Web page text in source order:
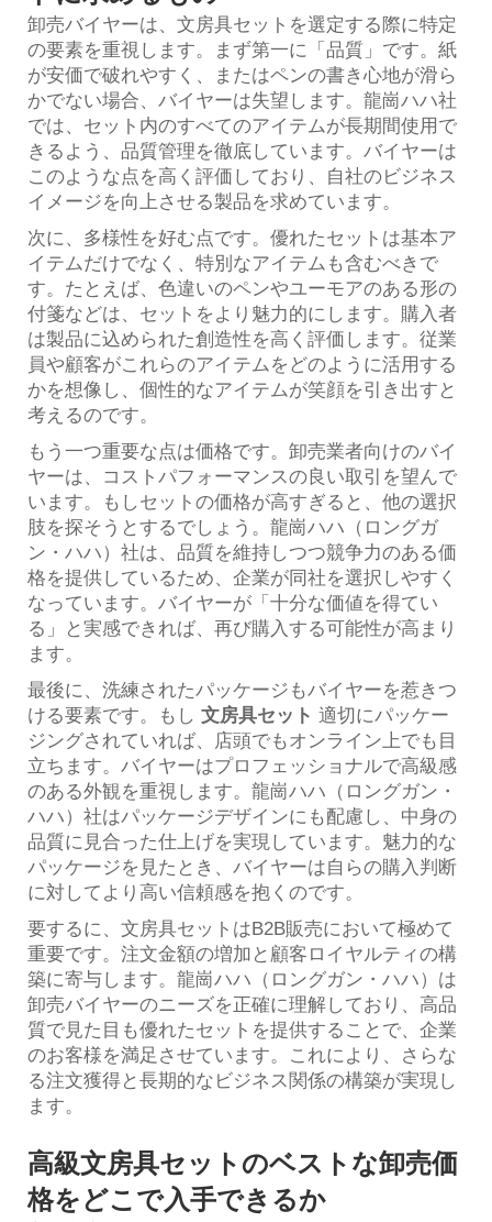
卸売バイヤーは、文房具セットを選定する際に特定
の要素を重視します。まず第一に「品質」です。紙
が安価で破れやすく、またはペンの書き心地が滑ら
かでない場合、バイヤーは失望します。龍崗ハハ社
では、セット内のすべてのアイテムが長期間使用で
きるよう、品質管理を徹底しています。バイヤーは
このような点を高く評価しており、自社のビジネス
イメージを向上させる製品を求めています。
次に、多様性を好む点です。優れたセットは基本ア
イテムだけでなく、特別なアイテムも含むべきで
す。たとえば、色違いのペンやユーモアのある形の
付箋などは、セットをより魅力的にします。購入者
は製品に込められた創造性を高く評価します。従業
員や顧客がこれらのアイテムをどのように活用する
かを想像し、個性的なアイテムが笑顔を引き出すと
考えるのです。
もう一つ重要な点は価格です。卸売業者向けのバイ
ヤーは、コストパフォーマンスの良い取引を望んで
います。もしセットの価格が高すぎると、他の選択
肢を探そうとするでしょう。龍崗ハハ（ロングガ
ン・ハハ）社は、品質を維持しつつ競争力のある価
格を提供しているため、企業が同社を選択しやすく
なっています。バイヤーが「十分な価値を得てい
る」と実感できれば、再び購入する可能性が高まり
ます。
最後に、洗練されたパッケージもバイヤーを惹きつ
ける要素です。もし 文房具セット 適切にパッケー
ジングされていれば、店頭でもオンライン上でも目
立ちます。バイヤーはプロフェッショナルで高級感
のある外観を重視します。龍崗ハハ（ロングガン・
ハハ）社はパッケージデザインにも配慮し、中身の
品質に見合った仕上げを実現しています。魅力的な
パッケージを見たとき、バイヤーは自らの購入判断
に対してより高い信頼感を抱くのです。
要するに、文房具セットはB2B販売において極めて
重要です。注文金額の増加と顧客ロイヤルティの構
築に寄与します。龍崗ハハ（ロングガン・ハハ）は
卸売バイヤーのニーズを正確に理解しており、高品
質で見た目も優れたセットを提供することで、企業
のお客様を満足させています。これにより、さらな
る注文獲得と長期的なビジネス関係の構築が実現し
ます。
高級文房具セットのベストな卸売価
格をどこで入手できるか